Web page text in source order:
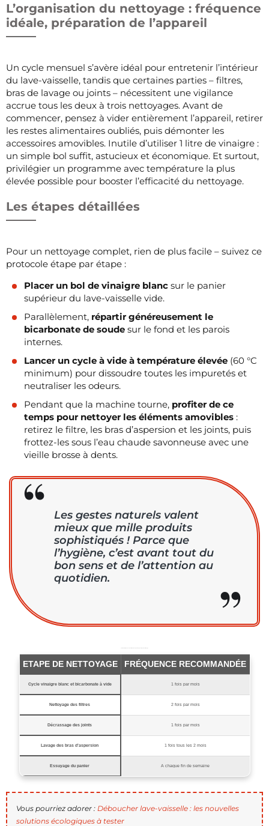
L’organisation du nettoyage : fréquence
idéale, préparation de l’appareil
Un cycle mensuel s’avère idéal pour entretenir l’intérieur
du lave-vaisselle, tandis que certaines parties – filtres,
bras de lavage ou joints – nécessitent une vigilance
accrue tous les deux à trois nettoyages. Avant de
commencer, pensez à vider entièrement l’appareil, retirer
les restes alimentaires oubliés, puis démonter les
accessoires amovibles. Inutile d’utiliser 1 litre de vinaigre :
un simple bol suffit, astucieux et économique. Et surtout,
privilégier un programme avec température la plus
élevée possible pour booster l’efficacité du nettoyage.
Les étapes détaillées
Pour un nettoyage complet, rien de plus facile – suivez ce
protocole étape par étape :
Placer un bol de vinaigre blanc sur le panier
supérieur du lave-vaisselle vide.
Parallèlement, répartir généreusement le
bicarbonate de soude sur le fond et les parois
internes.
Lancer un cycle à vide à température élevée (60 °C
minimum) pour dissoudre toutes les impuretés et
neutraliser les odeurs.
Pendant que la machine tourne, profiter de ce
temps pour nettoyer les éléments amovibles :
retirez le filtre, les bras d’aspersion et les joints, puis
frottez-les sous l’eau chaude savonneuse avec une
vieille brosse à dents.
Les gestes naturels valent
mieux que mille produits
sophistiqués ! Parce que
l’hygiène, c’est avant tout du
bon sens et de l’attention au
quotidien.
ETAPE DE NETTOYAGE FRÉQUENCE RECOMMANDÉE
Cycle vinaigre blanc et bicarbonate à vide 1 fois par mois
Nettoyage des filtres 2 fois par mois
Décrassage des joints 1 fois par mois
Lavage des bras d’aspersion 1 fois tous les 2 mois
Essuyage du panier A chaque fin de semaine
Vous pourriez adorer : Déboucher lave-vaisselle : les nouvelles
solutions écologiques à tester